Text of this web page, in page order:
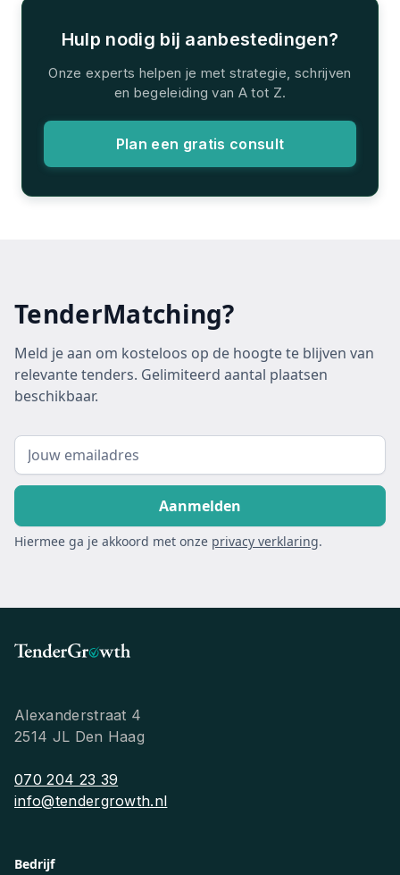
Hulp nodig bij aanbestedingen?
Onze experts helpen je met strategie, schrijven
en begeleiding van A tot Z.
Plan een gratis consult
TenderMatching?
Meld je aan om kosteloos op de hoogte te blijven van
relevante tenders. Gelimiteerd aantal plaatsen
beschikbaar.
Hiermee ga je akkoord met onze privacy verklaring.
Alexanderstraat 4
2514 JL Den Haag
070 204 23 39
info@tendergrowth.nl
Bedrijf